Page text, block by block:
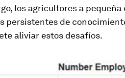
los agricultores a pequeña
persistentes de
aliviar estos desafíos.